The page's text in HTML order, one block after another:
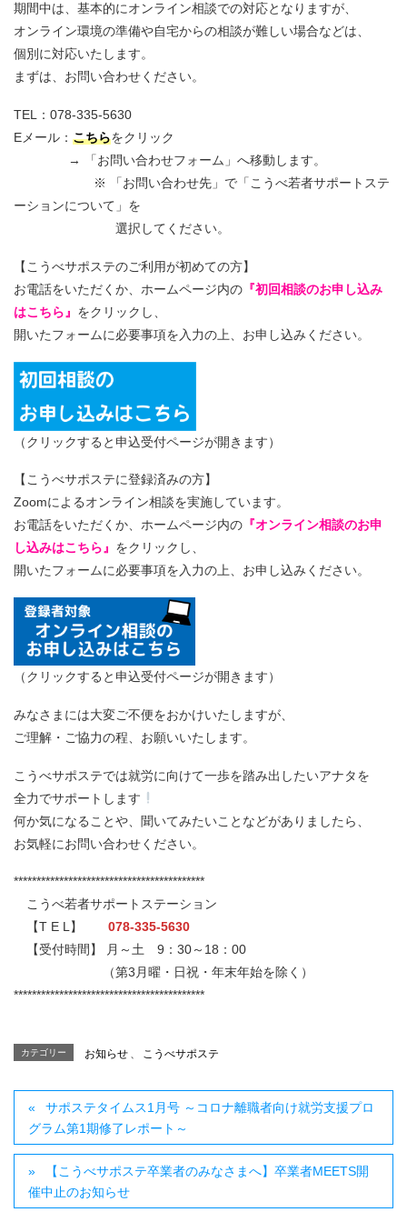
期間中は、基本的にオンライン相談での対応となりますが、
オンライン環境の準備や自宅からの相談が難しい場合などは、
個別に対応いたします。
まずは、お問い合わせください。
TEL：078-335-5630
Eメール： こちらをクリック
→ 「お問い合わせフォーム」へ移動します。
※ 「お問い合わせ先」で「こうべ若者サポートステ
ーションについて」を
選択してください。
【こうべサポステのご利用が初めての方】
お電話をいただくか、ホームページ内の 『初回相談のお申し込み
はこちら』 をクリックし、
開いたフォームに必要事項を入力の上、お申し込みください。
（クリックすると申込受付ページが開きます）
【こうべサポステに登録済みの方】
Zoomによるオンライン相談を実施しています。
お電話をいただくか、ホームページ内の 『オンライン相談のお申
し込みはこちら』 をクリックし、
開いたフォームに必要事項を入力の上、お申し込みください。
（クリックすると申込受付ページが開きます）
みなさまには大変ご不便をおかけいたしますが、
ご理解・ご協力の程、お願いいたします。
こうべサポステでは就労に向けて一歩を踏み出したいアナタを
全力でサポートします
何か気になることや、聞いてみたいことなどがありましたら、
お気軽にお問い合わせください。
******************************************
こうべ若者サポートステーション
【T E L】 078-335-5630
【受付時間】 月～土 9：30～18：00
（第3月曜・日祝・年末年始を除く）
******************************************
カテゴリー お知らせ 、 こうべサポステ
サポステタイムス1月号 ～コロナ離職者向け就労支援プロ
グラム第1期修了レポート～
【こうべサポステ卒業者のみなさまへ】卒業者MEETS開
催中止のお知らせ